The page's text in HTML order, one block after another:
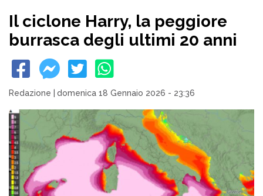
Il ciclone Harry, la peggiore
burrasca degli ultimi 20 anni
Redazione domenica 18 Gennaio 2026 - 23:36